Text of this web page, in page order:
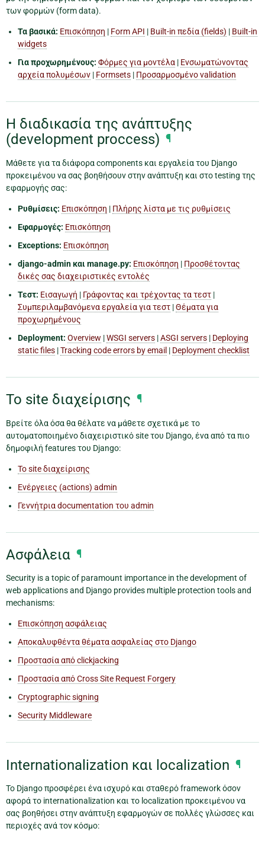
των φορμών (form data).
Τα βασικά: Επισκόπηση | Form API | Built-in πεδία (fields) | Built-in
widgets
Για προχωρημένους: Φόρμες για μοντέλα | Ενσωματώνοντας
αρχεία πολυμέσων | Formsets | Προσαρμοσμένo validation
Η διαδικασία της ανάπτυξης
(development proccess) ¶
Μάθετε για τα διάφορα components και εργαλεία του Django
προκειμένου να σας βοηθήσουν στην ανάπτυξη και στο testing της
εφαρμογής σας:
Ρυθμίσεις: Επισκόπηση | Πλήρης λίστα με τις ρυθμίσεις
Εφαρμογές: Επισκόπηση
Exceptions: Επισκόπηση
django-admin και manage.py: Επισκόπηση | Προσθέτοντας
δικές σας διαχειριστικές εντολές
Τεστ: Εισαγωγή | Γράφοντας και τρέχοντας τα τεστ |
Συμπεριλαμβανόμενα εργαλεία για τεστ |Θέματα για
προχωρημένους
Deployment: Overview |WSGI servers |ASGI servers | Deploying
static files |Tracking code errors by email | Deployment checklist
Το site διαχείρισης ¶
Βρείτε όλα όσα θα θέλατε να μάθετε σχετικά με το
αυτοματοποιημένο διαχειριστικό site του Django, ένα από τα πιο
δημοφιλή features του Django:
Το site διαχείρισης
Ενέργειες (actions) admin
Γεννήτρια documentation του admin
Ασφάλεια ¶
Security is a topic of paramount importance in the development of
web applications and Django provides multiple protection tools and
mechanisms:
Επισκόπηση ασφάλειας
Αποκαλυφθέντα θέματα ασφαλείας στο Django
Προστασία από clickjacking
Προστασία από Cross Site Request Forgery
Cryptographic signing
Security Middleware
Internationalization και localization ¶
Το Django προσφέρει ένα ισχυρό και σταθερό framework όσον
αφορά το internationalization και το localization προκειμένου να
σας βοηθήσει στην ανάπτυξη εφαρμογών σε πολλές γλώσσες και
περιοχές ανά τον κόσμο: